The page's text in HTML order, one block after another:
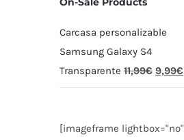
Carcasa personalizable
Samsung Galaxy S4
Transparente 11,99€ 9,99€
[imageframe lightbox="no"